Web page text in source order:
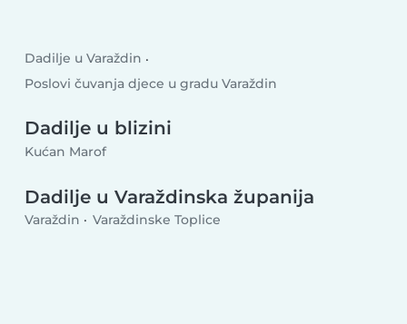
Dadilje u Varaždin
Poslovi čuvanja djece u gradu Varaždin
Dadilje u blizini
Kućan Marof
Dadilje u Varaždinska županija
Varaždin Varaždinske Toplice